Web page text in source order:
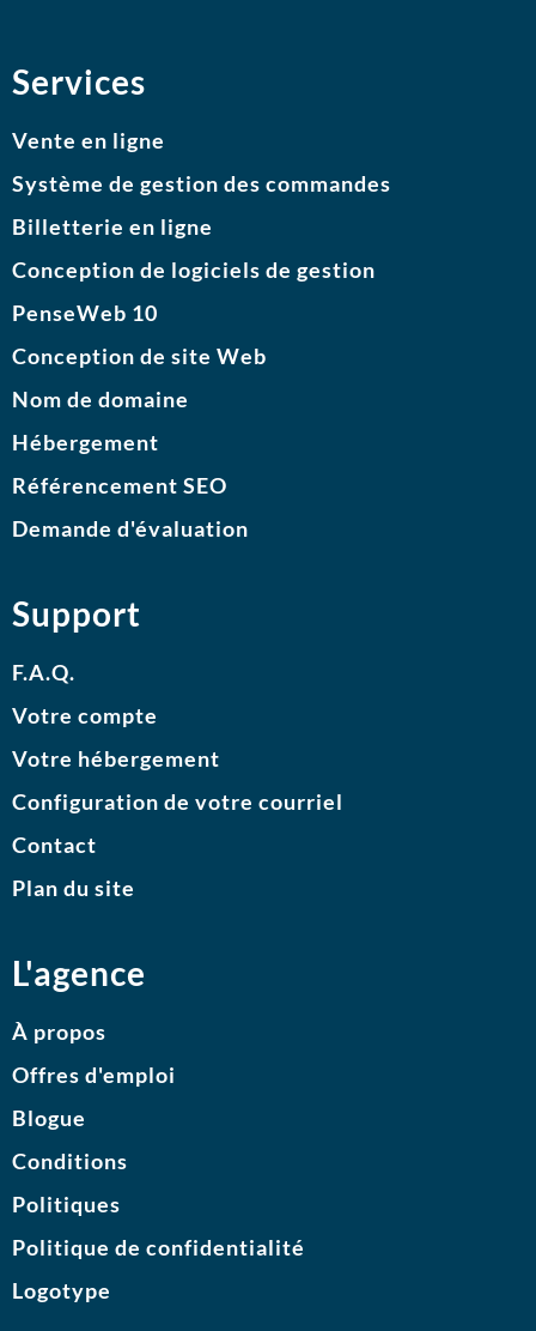
Services
Vente en ligne
Système de gestion des commandes
Billetterie en ligne
Conception de logiciels de gestion
PenseWeb 10
Conception de site Web
Nom de domaine
Hébergement
Référencement SEO
Demande d'évaluation
Support
F.A.Q.
Votre compte
Votre hébergement
Configuration de votre courriel
Contact
Plan du site
L'agence
À propos
Offres d'emploi
Blogue
Conditions
Politiques
Politique de confidentialité
Logotype